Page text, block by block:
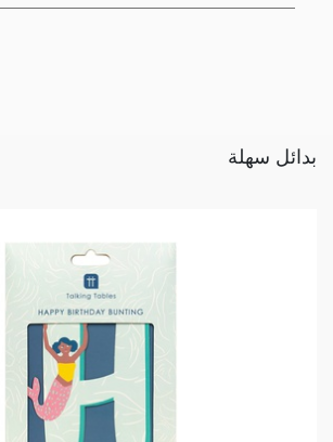
بدائل سهلة